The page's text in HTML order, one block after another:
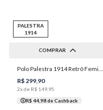
PALESTRA
1914
COMPRAR
PP P M G GG
Polo Palestra 1914 Retrô Feminina Individual
R$299,90
2x de R$ 149 95
R$ 44,98de Cashback